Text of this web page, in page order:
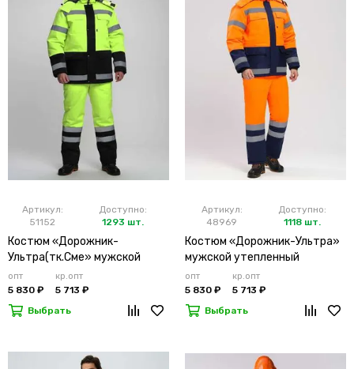
Артикул:
51152
Доступно:
1293 шт.
Костюм «Дорожник-
Ультра(тк.Сме» мужской
утепленный лимонный
опт
5 830 ₽
кр.опт
5 713 ₽
Выбрать
Артикул:
48969
Доступно:
1118 шт.
Костюм «Дорожник-Ультра»
мужской утепленный
оранжевый
опт
5 830 ₽
кр.опт
5 713 ₽
Выбрать